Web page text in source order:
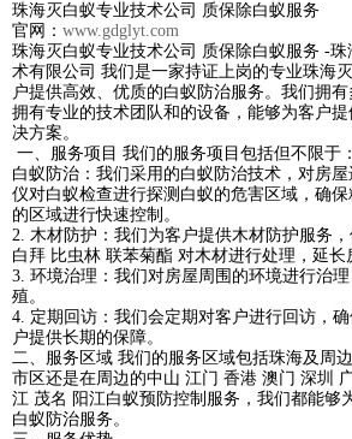
珠海灭白蚁专业技术公司 质保除白蚁服务
官网： www.gdglyt.com
珠海灭白蚁专业技术公司 质保除白蚁服务 -
术有限公司 我们是一家持证上岗的专业珠海
户提供高效、优质的白蚁防治服务。我们拥有
拥有专业的技术团队和的设备，能够为客户
决方案。
一、服务项目 我们的服务项目包括但不限于
白蚁防治：我们采用的白蚁防治技术，对房
仪对白蚁检查进行探测白蚁的危害区域，确
的区域进行快速控制。
2. 木材防护：我们为客户提供木材防护服务
白拜 比虫林 联苯菊酯 对木材进行处理，延长
3. 环境治理：我们对房屋周围的环境进行治
殖。
4. 定期回访：我们会定期对客户进行回访，
户提供长期的保障。
二、服务区域 我们的服务区域包括珠海及周
市区还是在周边的中山 江门 香港 澳门 深圳
江 茂名 阳江白蚁预防控制服务，我们都能够
白蚁防治服务。